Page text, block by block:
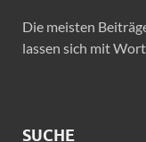
Die meisten
lassen sich mit
SUCHE